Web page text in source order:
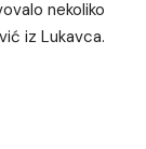
nekoliko
iz Lukavca.